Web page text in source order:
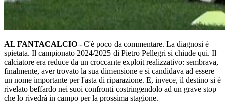
AL FANTACALCIO - C'è poco da commentare. La diagnosi è
spietata. Il campionato 2024/2025 di Pietro Pellegri si chiude qui. Il
calciatore era reduce da un croccante exploit realizzativo: sembrava,
finalmente, aver trovato la sua dimensione e si candidava ad essere
un nome importante per l'asta di riparazione. E, invece, il destino si è
rivelato beffardo nei suoi confronti costringendolo ad un grave stop
che lo rivedrà in campo per la prossima stagione.